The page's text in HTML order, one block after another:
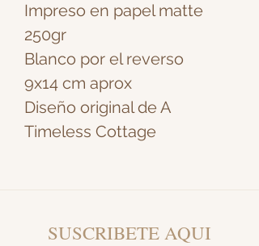
Impreso en papel matte
250gr
Blanco por el reverso
9x14 cm aprox
Diseño original de A
Timeless Cottage
SUSCRIBETE AQUI